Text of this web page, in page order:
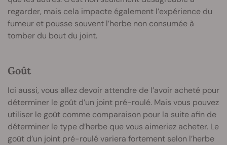
regarder, mais cela impacte également l’expérience du
fumeur et pousse souvent l’herbe non consumée à
tomber du bout du joint.
Goût
Ici aussi, vous allez devoir attendre de l’avoir acheté pour
déterminer le goût d’un joint pré-roulé. Mais vous pouvez
utiliser le goût comme comparaison pour la suite afin de
déterminer le type d’herbe que vous aimeriez acheter. Le
goût d’un joint pré-roulé variera fortement selon l’herbe